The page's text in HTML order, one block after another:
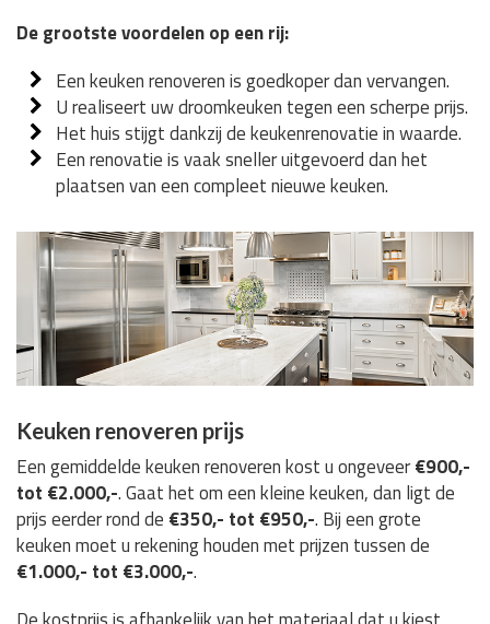
De grootste voordelen op een rij:
Een keuken renoveren is goedkoper dan vervangen.
U realiseert uw droomkeuken tegen een scherpe prijs.
Het huis stijgt dankzij de keukenrenovatie in waarde.
Een renovatie is vaak sneller uitgevoerd dan het
plaatsen van een compleet nieuwe keuken.
Keuken renoveren prijs
Een gemiddelde keuken renoveren kost u ongeveer€900,-
tot €2.000,-. Gaat het om een kleine keuken, dan ligt de
prijs eerder rond de €350,- tot €950,-. Bij een grote
keuken moet u rekening houden met prijzen tussen de
€1.000,- tot €3.000,-.